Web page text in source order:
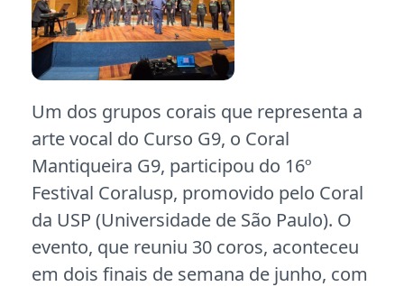
Um dos grupos corais que representa a
arte vocal do Curso G9, o Coral
Mantiqueira G9, participou do 16º
Festival Coralusp, promovido pelo Coral
da USP (Universidade de São Paulo). O
evento, que reuniu 30 coros, aconteceu
em dois finais de semana de junho, com